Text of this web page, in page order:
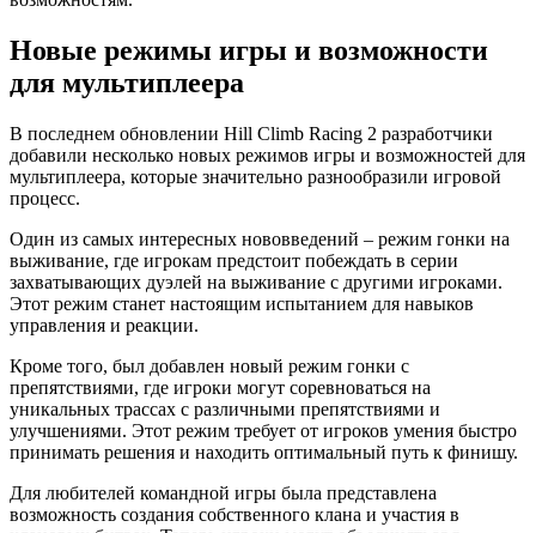
Новые режимы игры и возможности
для мультиплеера
В последнем обновлении Hill Climb Racing 2 разработчики
добавили несколько новых режимов игры и возможностей для
мультиплеера, которые значительно разнообразили игровой
процесс.
Один из самых интересных нововведений – режим гонки на
выживание, где игрокам предстоит побеждать в серии
захватывающих дуэлей на выживание с другими игроками.
Этот режим станет настоящим испытанием для навыков
управления и реакции.
Кроме того, был добавлен новый режим гонки с
препятствиями, где игроки могут соревноваться на
уникальных трассах с различными препятствиями и
улучшениями. Этот режим требует от игроков умения быстро
принимать решения и находить оптимальный путь к финишу.
Для любителей командной игры была представлена
возможность создания собственного клана и участия в